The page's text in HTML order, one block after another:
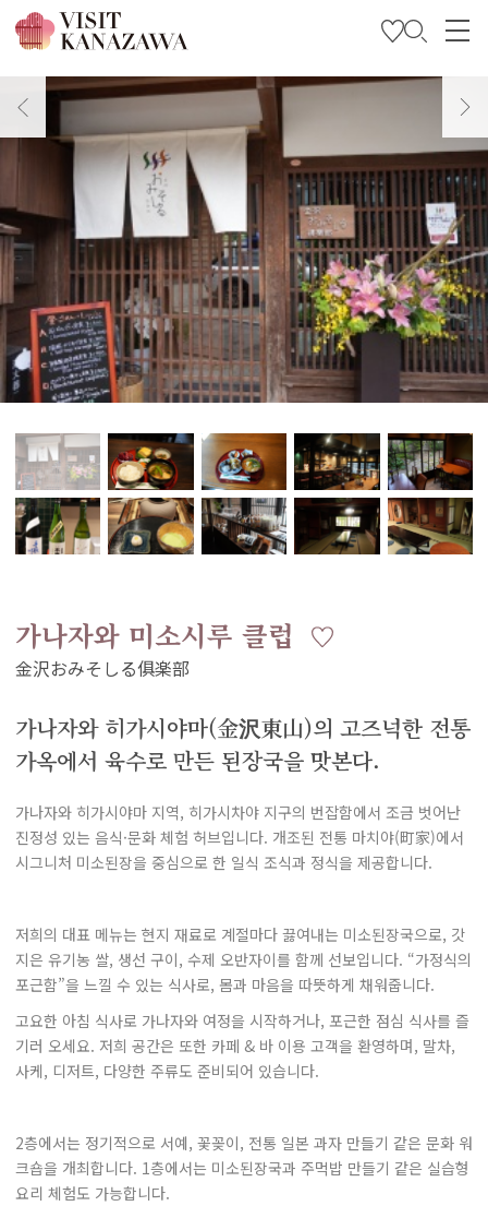
여행 계획 세우기
Travel Trade and Media
Languages
가나자와 미소시루 클럽
가나자와 히가시야마(金沢東山)의 고즈넉한 전통
가옥에서 육수로 만든 된장국을 맛본다.
가나자와 히가시야마 지역, 히가시차야 지구의 번잡함에서 조금 벗어난
진정성 있는 음식·문화 체험 허브입니다. 개조된 전통 마치야(町家)에서
시그니처 미소된장을 중심으로 한 일식 조식과 정식을 제공합니다.
저희의 대표 메뉴는 현지 재료로 계절마다 끓여내는 미소된장국으로, 갓
지은 유기농 쌀, 생선 구이, 수제 오반자이를 함께 선보입니다. “가정식의
포근함”을 느낄 수 있는 식사로, 몸과 마음을 따뜻하게 채워줍니다.
고요한 아침 식사로 가나자와 여정을 시작하거나, 포근한 점심 식사를 즐
기러 오세요. 저희 공간은 또한 카페 & 바 이용 고객을 환영하며, 말차,
사케, 디저트, 다양한 주류도 준비되어 있습니다.
2층에서는 정기적으로 서예, 꽃꽂이, 전통 일본 과자 만들기 같은 문화 워
크숍을 개최합니다. 1층에서는 미소된장국과 주먹밥 만들기 같은 실습형
요리 체험도 가능합니다.